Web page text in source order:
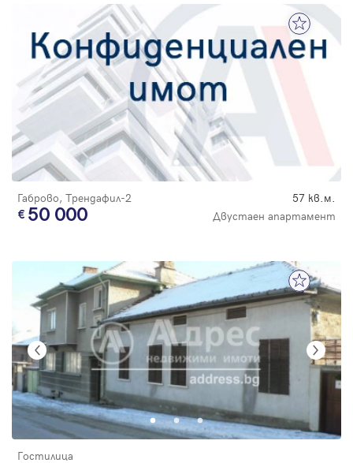
Габрово, Трендафил-2 57 кв.м.
50 000 Двустаен апартамент
Гостилица